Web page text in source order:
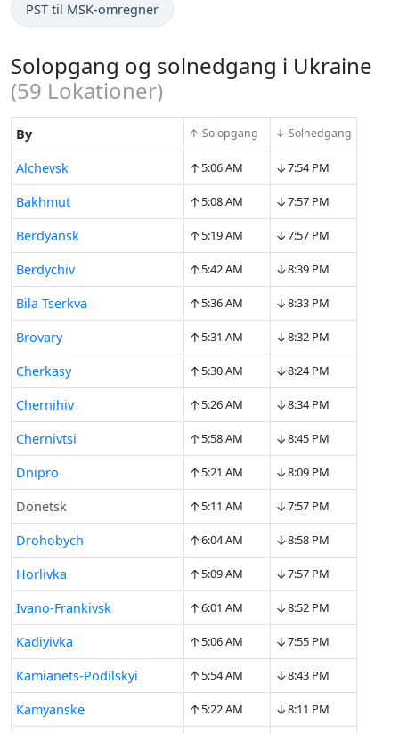
PST til MSK-omregner
Solopgang og solnedgang i Ukraine
(59 Lokationer)
By ↑ Solopgang ↓ Solnedgang
Alchevsk ↑5:06 AM ↓7:54 PM
Bakhmut ↑5:08 AM ↓7:57 PM
Berdyansk ↑5:19 AM ↓7:57 PM
Berdychiv ↑5:42 AM ↓8:39 PM
Bila Tserkva ↑5:36 AM ↓8:33 PM
Brovary ↑5:31 AM ↓8:32 PM
Cherkasy ↑5:30 AM ↓8:24 PM
Chernihiv ↑5:26 AM ↓8:34 PM
Chernivtsi ↑5:58 AM ↓8:45 PM
Dnipro ↑5:21 AM ↓8:09 PM
Donetsk ↑5:11 AM ↓7:57 PM
Drohobych ↑6:04 AM ↓8:58 PM
Horlivka ↑5:09 AM ↓7:57 PM
Ivano-Frankivsk ↑6:01 AM ↓8:52 PM
Kadiyivka ↑5:06 AM ↓7:55 PM
Kamianets-Podilskyi ↑5:54 AM ↓8:43 PM
Kamyanske ↑5:22 AM ↓8:11 PM